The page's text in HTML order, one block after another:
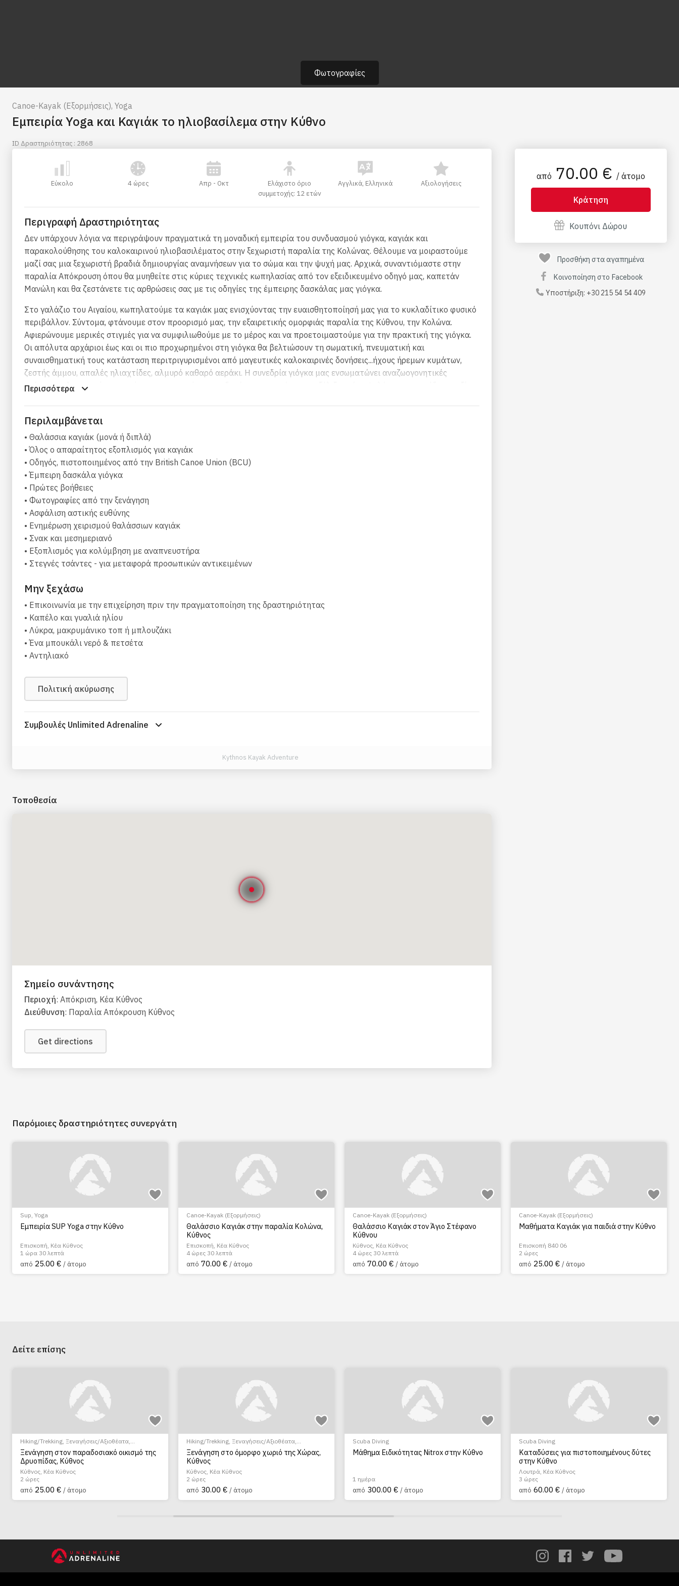
Φωτογραφίες
Canoe-Kayak (Εξορμήσεις), Yoga
Εμπειρία Yoga και Καγιάκ το ηλιοβασίλεμα στην Κύθνο
ID Δραστηριότητας : 2868
Εύκολο 4 ώρες Απρ - Οκτ
Ελάχιστο όριο
συμμετοχής: 12 ετών
Αγγλικά, Ελληνικά Αξιολογήσεις
Περιγραφή Δραστηριότητας
Δεν υπάρχουν λόγια να περιγράψουν πραγματικά τη μοναδική εμπειρία του συνδυασμού γιόγκα, καγιάκ και
παρακολούθησης του καλοκαιρινού ηλιοβασιλέματος στην ξεχωριστή παραλία της Κολώνας. Θέλουμε να μοιραστούμε
μαζί σας μια ξεχωριστή βραδιά δημιουργίας αναμνήσεων για το σώμα και την ψυχή μας. Αρχικά, συναντιόμαστε στην
παραλία Απόκρουση όπου θα μυηθείτε στις κύριες τεχνικές κωπηλασίας από τον εξειδικευμένο οδηγό μας, καπετάν
Μανώλη και θα ζεστάνετε τις αρθρώσεις σας με τις οδηγίες της έμπειρης δασκάλας μας γιόγκα.
Στο γαλάζιο του Αιγαίου, κωπηλατούμε τα καγιάκ μας ενισχύοντας την ευαισθητοποίησή μας για το κυκλαδίτικο φυσικό
περιβάλλον. Σύντομα, φτάνουμε στον προορισμό μας, την εξαιρετικής ομορφιάς παραλία της Κύθνου, την Κολώνα.
Αφιερώνουμε μερικές στιγμές για να συμφιλιωθούμε με το μέρος και να προετοιμαστούμε για την πρακτική της γιόγκα.
Οι απόλυτα αρχάριοι έως και οι πιο προχωρημένοι στη γιόγκα θα βελτιώσουν τη σωματική, πνευματική και
συναισθηματική τους κατάσταση περιτριγυρισμένοι από μαγευτικές καλοκαιρινές δονήσεις...ήχους ήρεμων κυμάτων,
ζεστής άμμου, απαλές ηλιαχτίδες, αλμυρό καθαρό αεράκι. Η συνεδρία γιόγκα μας ενσωματώνει αναζωογονητικές
στάσεις, χαλαρωτική αναπνοή και ευεργετική ενσυνειδητότητα με στόχο την εξέλιξη ενός υψηλότερου επιπέδου ευεξίας.
Περισσότερα
Περιλαμβάνεται
• Θαλάσσια καγιάκ (μονά ή διπλά)
• Όλος ο απαραίτητος εξοπλισμός για καγιάκ
• Οδηγός, πιστοποιημένος από την British Canoe Union (BCU)
• Έμπειρη δασκάλα γιόγκα
• Πρώτες βοήθειες
• Φωτογραφίες από την ξενάγηση
• Ασφάλιση αστικής ευθύνης
• Ενημέρωση χειρισμού θαλάσσιων καγιάκ
• Σνακ και μεσημεριανό
• Εξοπλισμός για κολύμβηση με αναπνευστήρα
• Στεγνές τσάντες - για μεταφορά προσωπικών αντικειμένων
Μην ξεχάσω
• Επικοινωνία με την επιχείρηση πριν την πραγματοποίηση της δραστηριότητας
• Καπέλο και γυαλιά ηλίου
• Λύκρα, μακρυμάνικο τοπ ή μπλουζάκι
• Ένα μπουκάλι νερό & πετσέτα
• Αντηλιακό
Πολιτική ακύρωσης
Συμβουλές Unlimited Adrenaline
Kythnos Kayak Adventure
Τοποθεσία
Σημείο συνάντησης
Περιοχή: Απόκριση, Κέα Κύθνος
Διεύθυνση: Παραλία Απόκρουση Κύθνος
Get directions
από 70.00 € / άτομο
Κράτηση
Κουπόνι Δώρου
Προσθήκη στα αγαπημένα
Κοινοποίηση στο Facebook
Υποστήριξη: +30 215 54 54 409
Παρόμοιες δραστηριότητες συνεργάτη
Sup, Yoga
Εμπειρία SUP Yoga στην Κύθνο
Επισκοπή, Κέα Κύθνος
1 ώρα 30 λεπτά
από 25.00 € / άτομο
Canoe-Kayak (Εξορμήσεις)
Θαλάσσιο Καγιάκ στην παραλία Κολώνα,
Κύθνος
Επισκοπή, Κέα Κύθνος
4 ώρες 30 λεπτά
από 70.00 € / άτομο
Canoe-Kayak (Εξορμήσεις)
Θαλάσσιο Καγιάκ στον Άγιο Στέφανο
Κύθνου
Κύθνος, Κέα Κύθνος
4 ώρες 30 λεπτά
από 70.00 € / άτομο
Canoe-Kayak (Εξορμήσεις)
Μαθήματα Καγιάκ για παιδιά στην Κύθνο
Επισκοπή 840 06
2 ώρες
από 25.00 € / άτομο
Δείτε επίσης
Hiking/Trekking, Ξεναγήσεις/Αξιοθέατα,
Πεζοπορία Πόλης
Ξενάγηση στον παραδοσιακό οικισμό της
Δρυοπίδας, Κύθνος
Κύθνος, Κέα Κύθνος
2 ώρες
από 25.00 € / άτομο
Hiking/Trekking, Ξεναγήσεις/Αξιοθέατα,
Πεζοπορία Πόλης
Ξενάγηση στο όμορφο χωριό της Χώρας,
Κύθνος
Κύθνος, Κέα Κύθνος
2 ώρες
από 30.00 € / άτομο
Scuba Diving
Μάθημα Ειδικότητας Nitrox στην Κύθνο
1 ημέρα
από 300.00 € / άτομο
Scuba Diving
Καταδύσεις για πιστοποιημένους δύτες
στην Κύθνο
Λουτρά, Κέα Κύθνος
3 ώρες
από 60.00 € / άτομο